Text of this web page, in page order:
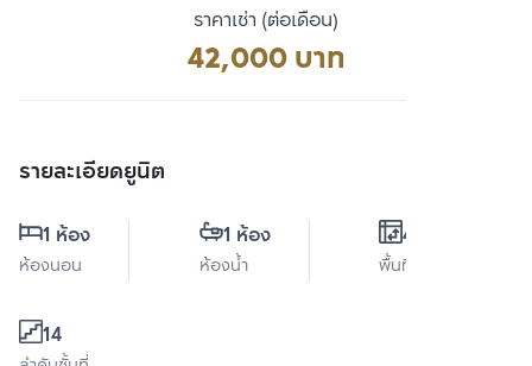
ราคาเช่า (ต่อเดือน)
42,000 บาท
รายละเอียดยูนิต
1 ห้อง
ห้องนอน
1 ห้อง
ห้องน้ำ
41 ตร.ม.
พื้นที่ใช้สอย
14